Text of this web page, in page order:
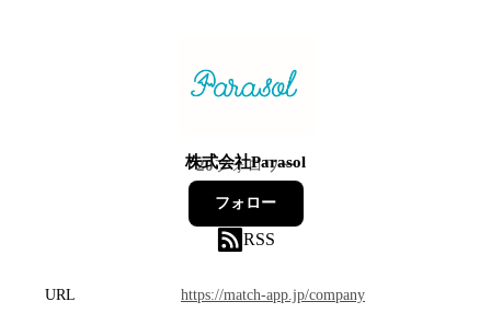
株式会社Parasol
20フォロワー
フォロー
RSS
URL
https://match-app.jp/company